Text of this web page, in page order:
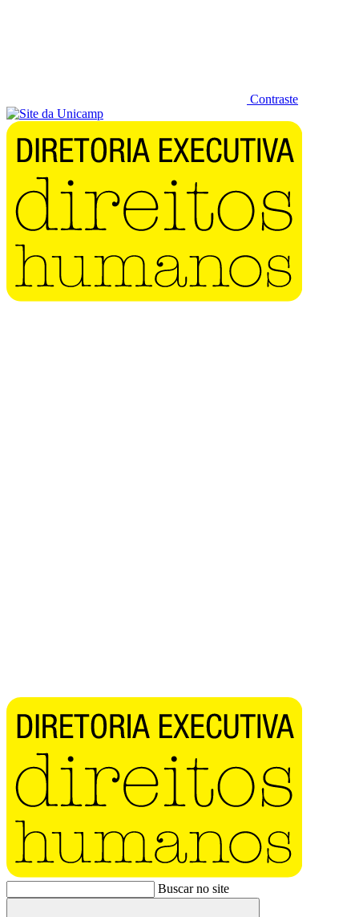
Contraste
Buscar no site